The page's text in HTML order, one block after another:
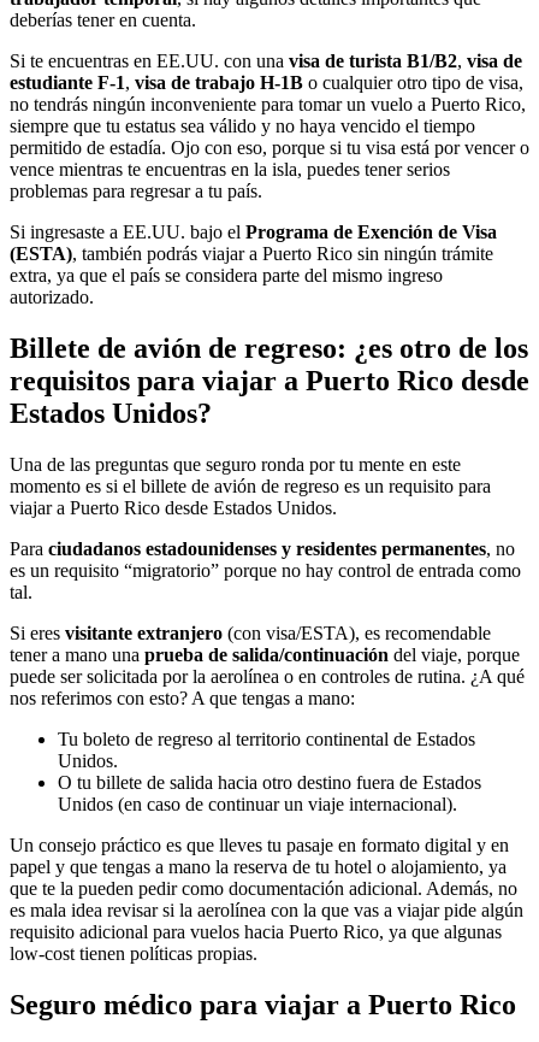
deberías tener en cuenta.
Si te encuentras en EE.UU. con una visa de turista B1/B2, visa de
estudiante F-1, visa de trabajo H-1B o cualquier otro tipo de visa,
no tendrás ningún inconveniente para tomar un vuelo a Puerto Rico,
siempre que tu estatus sea válido y no haya vencido el tiempo
permitido de estadía. Ojo con eso, porque si tu visa está por vencer o
vence mientras te encuentras en la isla, puedes tener serios
problemas para regresar a tu país.
Si ingresaste a EE.UU. bajo el Programa de Exención de Visa
(ESTA), también podrás viajar a Puerto Rico sin ningún trámite
extra, ya que el país se considera parte del mismo ingreso
autorizado.
Billete de avión de regreso: ¿es otro de los
requisitos para viajar a Puerto Rico desde
Estados Unidos?
Una de las preguntas que seguro ronda por tu mente en este
momento es si el billete de avión de regreso es un requisito para
viajar a Puerto Rico desde Estados Unidos.
Para ciudadanos estadounidenses y residentes permanentes, no
es un requisito “migratorio” porque no hay control de entrada como
tal.
Si eres visitante extranjero (con visa/ESTA), es recomendable
tener a mano una prueba de salida/continuación del viaje, porque
puede ser solicitada por la aerolínea o en controles de rutina. ¿A qué
nos referimos con esto? A que tengas a mano:
Tu boleto de regreso al territorio continental de Estados
Unidos.
O tu billete de salida hacia otro destino fuera de Estados
Unidos (en caso de continuar un viaje internacional).
Un consejo práctico es que lleves tu pasaje en formato digital y en
papel y que tengas a mano la reserva de tu hotel o alojamiento, ya
que te la pueden pedir como documentación adicional. Además, no
es mala idea revisar si la aerolínea con la que vas a viajar pide algún
requisito adicional para vuelos hacia Puerto Rico, ya que algunas
low-cost tienen políticas propias.
Seguro médico para viajar a Puerto Rico